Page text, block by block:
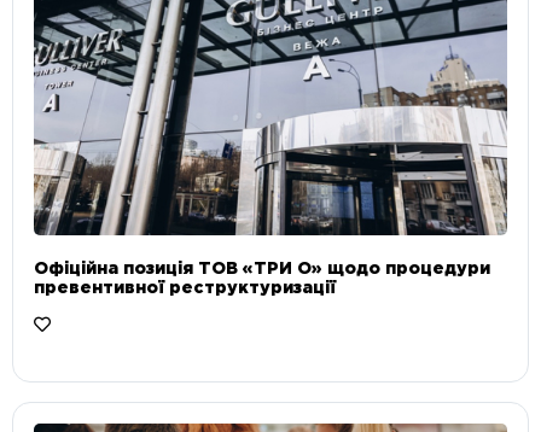
Офіційна позиція ТОВ «ТРИ О» щодо процедури
превентивної реструктуризації